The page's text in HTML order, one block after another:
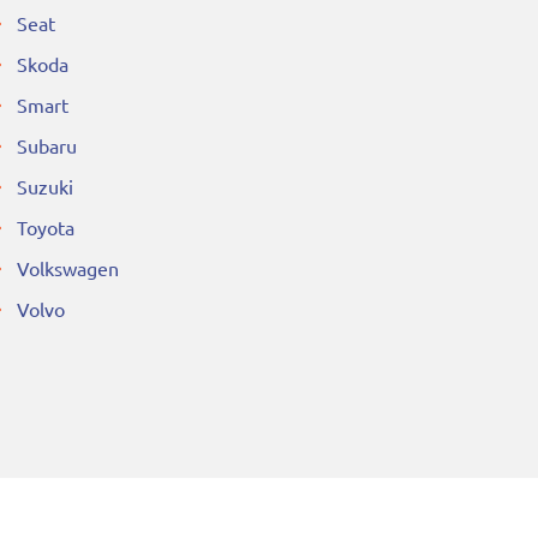
Seat
Skoda
Smart
Subaru
Suzuki
Toyota
Volkswagen
Volvo